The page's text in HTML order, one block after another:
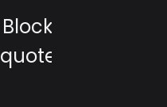
Block
quote